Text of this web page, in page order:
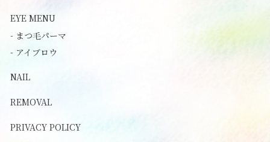
EYE MENU
- まつ毛パーマ
- アイブロウ
NAIL
REMOVAL
PRIVACY POLICY